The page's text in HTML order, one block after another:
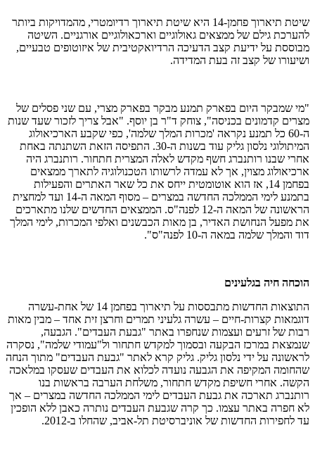
שיטת תיארוך פחמן-14 היא שיטת תיארוך רדיומטרי, מהמדויקות ביותר
להערכת גילם של ממצאים גאולוגיים וארכאולוגיים אורגניים. השיטה
מבוססת על ידיעת קצב הדעיכה הרדיואקטיבית של איזוטופים טבעיים,
ושיעורו של קצב זה בעת המדידה.
"מי שמבקר היום בפארק תמנע מבקר בפארק מצרי, עם שני פסלים של
מצרים קדמונים בכניסה", צוחק ד"ר בן יוסף. "אבל צריך לזכור שעד שנות
ה-60 כל תמנע נקראה 'מכרות המלך שלמה', כפי שקבע הארכיאולוג
המיתולוגי נלסון גליק עוד בשנות ה-30. התפיסה הזאת השתנתה באחת
אחרי שבנו רותנברג חשף מקדש לאלה המצרית חתחור. רותנברג היה
ארכיאולוג מצוין, אך לא עמדה לרשותו הטכנולוגיה לתארך ממצאים
בפחמן 14, אז הוא אוטומטית ייחס את כל שאר האתרים והפעילות
בתמנע לימי הממלכה החדשה במצרים – מסוף המאה ה-14 ועד למחצית
הראשונה של המאה ה-12 לפנה"ס. הממצאים החדשים שלנו מתארכים
את מפעל הנחושת האדיר, בן מאות הכבשנים ואלפי המכרות, לימי המלך
דוד והמלך שלמה במאה ה-10 לפנה"ס".
הוכחה חיה בגלעינים
התוצאות החדשות מתבססות על תיארוך בפחמן 14 של אחת-עשרה
דוגמאות קצרות-חיים – עשרה גלעיני תמרים וחרצן זית אחד – מבין מאות
רבות של זרעים ועצמות שנחפרו באתר "גבעת העבדים". הגבעה,
שנמצאת במרכז הבקעה ובסמוך למקדש חתחור ול"עמודי שלמה", נסקרה
לראשונה על ידי נלסון גליק. גליק קרא לאתר "גבעת העבדים" מתוך הנחה
שהחומה המקיפה את הגבעה נועדה לכלוא את העבדים שעסקו במלאכה
הקשה. אחרי חשיפת מקדש חתחור, משלחת הערבה בראשות בנו
רותנברג תארכה את גבעת העבדים לימי הממלכה החדשה במצרים – אך
לא חפרה באתר עצמו. כך קרה שגבעת העבדים נותרה כאבן ללא הופכין
עד לחפירות החדשות של אוניברסיטת תל-אביב, שהחלו ב-2012.